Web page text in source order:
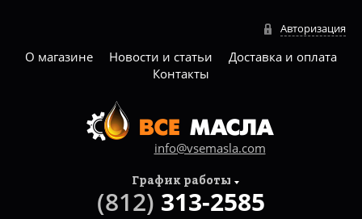
Авторизация
О магазине Новости и статьи
Доставка и оплата
Контакты
info@vsemasla.com
График работы
(812) 313-2585